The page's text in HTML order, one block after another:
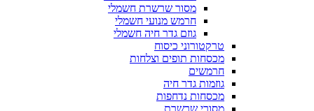
מסור שרשרת חשמלי
חרמש מנועי חשמלי
גוזם גדר חיה חשמלי
טרקטורוני כיסוח
מכסחות תופים וצלחות
חרמשים
גוזמות גדר חיה
מכסחות נדחפות
מסורי שרשרת